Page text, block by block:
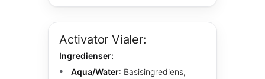
Activator Vialer:
Ingredienser:
Aqua/Water: Basisingrediens,